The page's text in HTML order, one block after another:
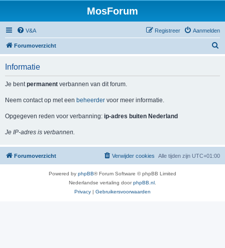
MosForum
V&A Aanmelden
Registreer
Forumoverzicht
Informatie
Je bentpermanent verbannen van dit forum.
Neem contact op met een beheerder voor meer informatie.
Opgegeven reden voor verbanning: ip-adres buiten Nederland
Je IP-adres is verbannen.
Forumoverzicht Alle tijden zijn UTC+01:00
Verwijder cookies
Powered by phpBB® Forum Software © phpBB Limited
Nederlandse vertaling doorphpBB.nl
Privacy | Gebruikersvoorwaarden